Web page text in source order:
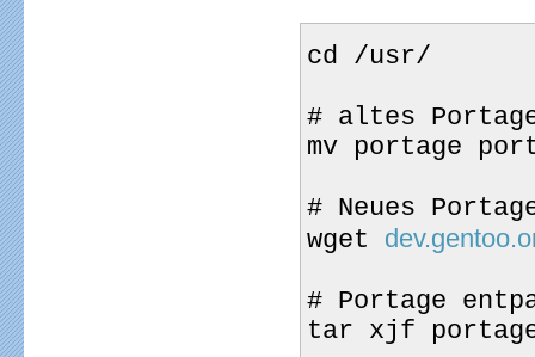
cd /usr/
# altes
mv portage
# Neues
wget
# Portage
tar xjf